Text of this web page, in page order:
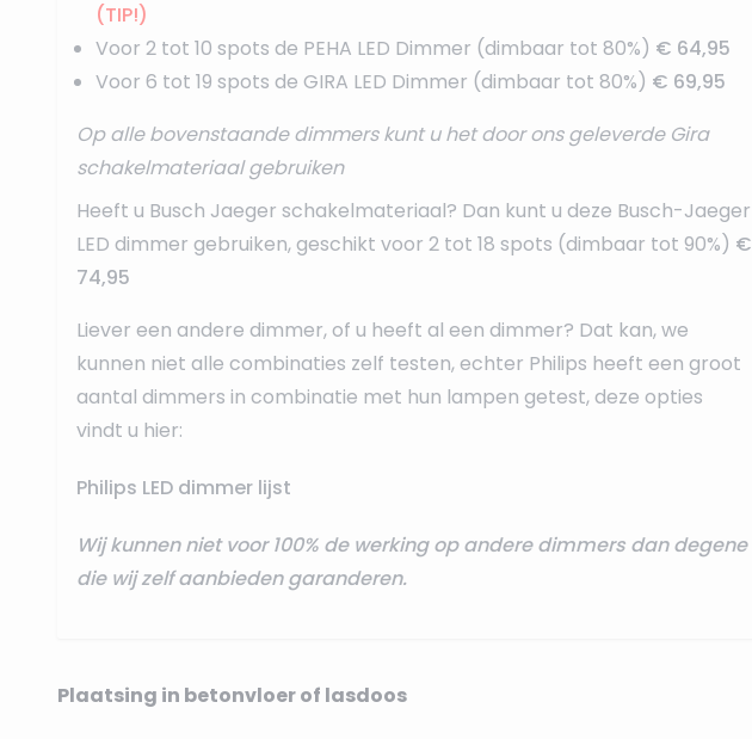
(TIP!)
Voor 2 tot 10 spots de PEHA LED Dimmer (dimbaar tot 80%) € 64,95
Voor 6 tot 19 spots de GIRA LED Dimmer (dimbaar tot 80%) € 69,95
Op alle bovenstaande dimmers kunt u het door ons geleverde Gira
schakelmateriaal gebruiken
Heeft u Busch Jaeger schakelmateriaal? Dan kunt u deze Busch-Jaeger
LED dimmer gebruiken, geschikt voor 2 tot 18 spots (dimbaar tot 90%) €
74,95
Liever een andere dimmer, of u heeft al een dimmer? Dat kan, we
kunnen niet alle combinaties zelf testen, echter Philips heeft een groot
aantal dimmers in combinatie met hun lampen getest, deze opties
vindt u hier:
Philips LED dimmer lijst
Wij kunnen niet voor 100% de werking op andere dimmers dan degene
die wij zelf aanbieden garanderen.
Plaatsing in betonvloer of lasdoos